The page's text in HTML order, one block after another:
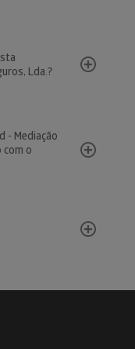
Lda.?
- Mediação
com o